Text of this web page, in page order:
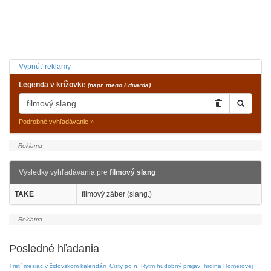
Vypnúť reklamy
Legenda v krížovke (napr. meno Eduarda)
Podrobné vyhľadávanie »
Výsledky vyhľadávania pre filmový slang
TAKE filmový záber (slang.)
Posledné hľadania
Tretí mesiac v židovskom kalendári Cisty po n Rytm hudobný prejav hrdina Homerovej